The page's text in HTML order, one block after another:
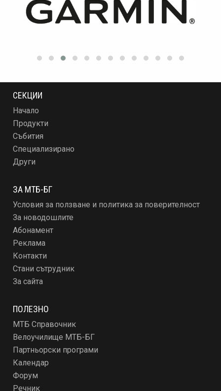
СЕКЦИИ
Начало
Продукти
Събития
Специализирано
Други
ЗА МТБ-БГ
Условия за ползване и политика за поверителност
За новодошлите
Абонамент
Реклама
Контакти
Стани сътрудник
За сайта
ПОЛЕЗНО
МТБ Справочник
Велоучилище МТБ-БГ
Партньорски програми
Календар
Форум
Речник